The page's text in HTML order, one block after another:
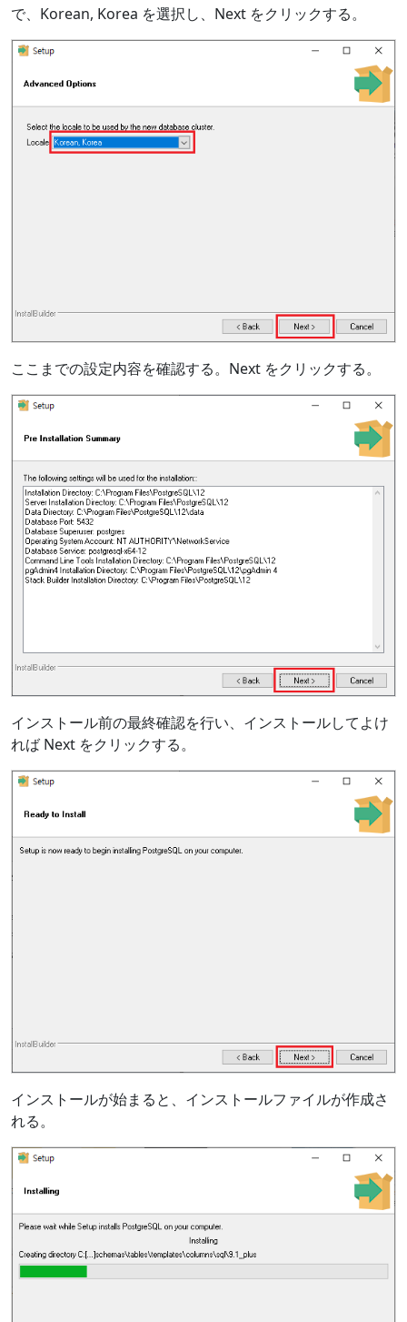
で、Korean, Korea を選択し、Next をクリックする。
ここまでの設定内容を確認する。Next をクリックする。
インストール前の最終確認を行い、インストールしてよけ
れば Next をクリックする。
インストールが始まると、インストールファイルが作成さ
れる。